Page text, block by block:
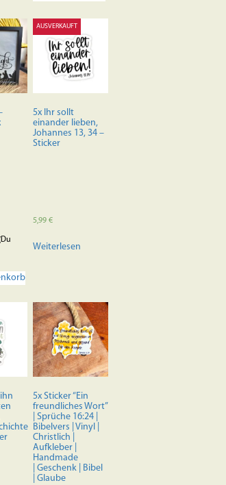
auf.
Die
Optionen
können
auf
der
gewählt
werden
AUSVERKAUFT
5x Ihr sollt
einander lieben,
Johannes 13, 34 –
Sticker
5,99€
Weiterlesen
5x Sticker “Ein
freundliches Wort”
| Sprüche 16:24 |
Bibelvers | Vinyl |
Christlich |
Aufkleber |
Handmade
| Geschenk | Bibel
| Glaube